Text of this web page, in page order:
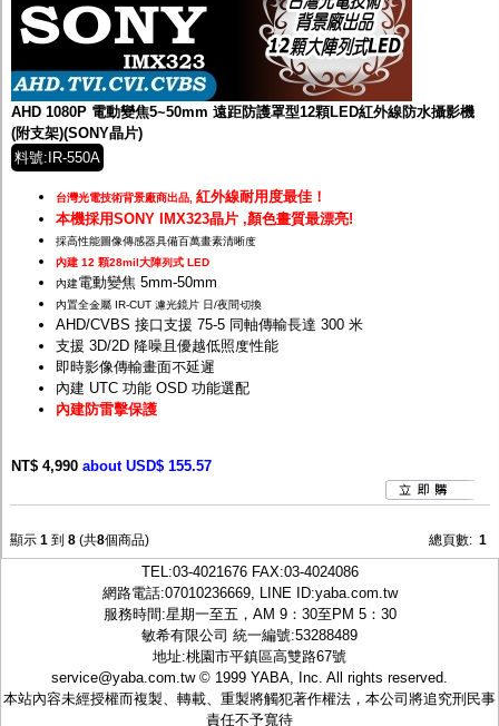
AHD 1080P 電動變焦5~50mm 遠距防護罩型12顆LED紅外線防水攝影機
(附支架)(SONY晶片)
料號:IR-550A
台灣光電技術背景廠商出品, 紅外線耐用度最佳！
本機採用SONY IMX323晶片 ,顏色畫質最漂亮!
採高性能圖像傳感器具備百萬畫素清晰度
內建 12 顆28mil大陣列式 LED
內建電動變焦 5mm-50mm
內置全金屬 IR-CUT 濾光鏡片 日/夜間切換
AHD/CVBS 接口支援 75-5 同軸傳輸長達 300 米
支援 3D/2D 降噪且優越低照度性能
即時影像傳輸畫面不延遲
內建 UTC 功能 OSD 功能選配
內建防雷擊保護
NT$ 4,990 about USD$ 155.57
顯示 1 到 8 (共8個商品) 總頁數: 1
TEL:03-4021676FAX:03-4024086
網路電話:07010236669, LINE ID:yaba.com.tw
服務時間:星期一至五，AM 9：30至PM 5：30
敏希有限公司 統一編號:53288489
地址:桃園市平鎮區高雙路67號
service@yaba.com.tw© 1999 YABA, Inc. All rights reserved.
本站內容未經授權而複製、轉載、重製將觸犯著作權法，本公司將追究刑民事
責任不予寬待